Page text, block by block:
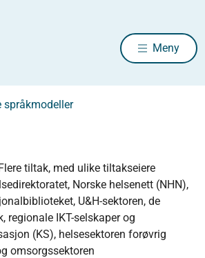
Meny
språkmodeller
tiltak, med ulike tiltakseiere
Norske helsenett (NHN),
U&H-sektoren, de
regionale IKT-selskaper og
(KS), helsesektoren forøvrig
omsorgssektoren